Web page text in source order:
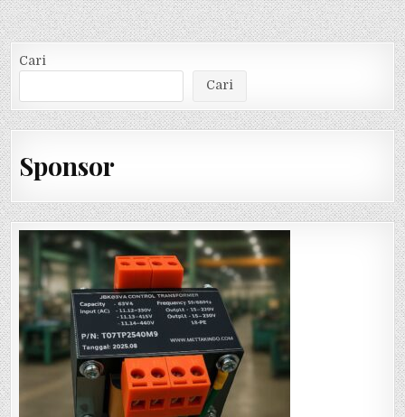
Cari
Cari
Sponsor